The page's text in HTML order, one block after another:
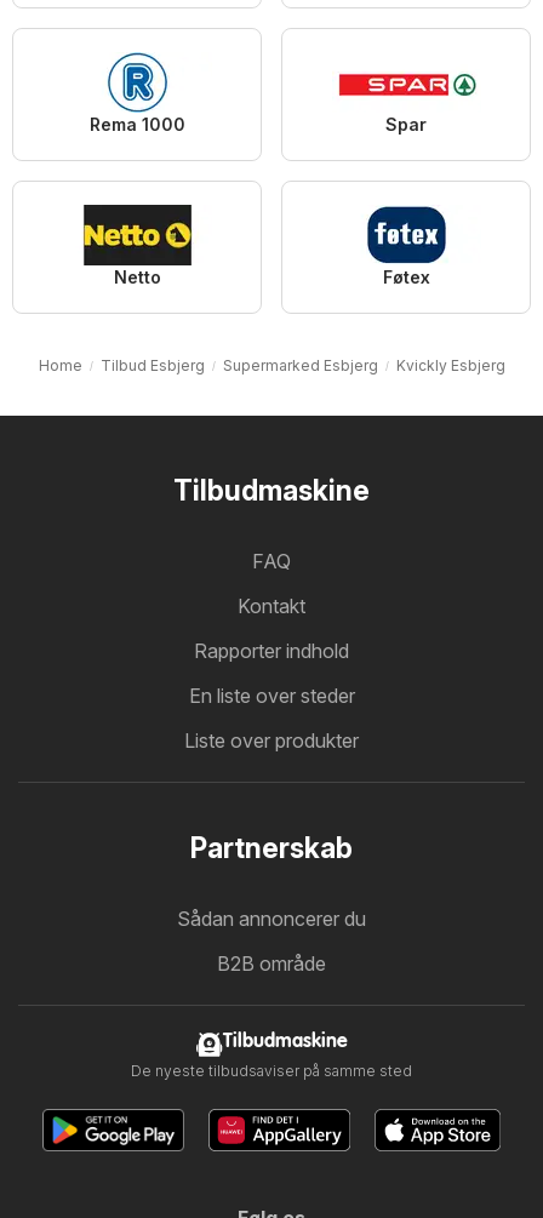
Rema 1000 Spar
Netto Føtex
Home Tilbud Esbjerg Supermarked Esbjerg Kvickly Esbjerg
Tilbudmaskine
FAQ
Kontakt
Rapporter indhold
En liste over steder
Liste over produkter
Partnerskab
Sådan annoncerer du
B2B område
Tilbudmaskine
De nyeste tilbudsaviser på samme sted